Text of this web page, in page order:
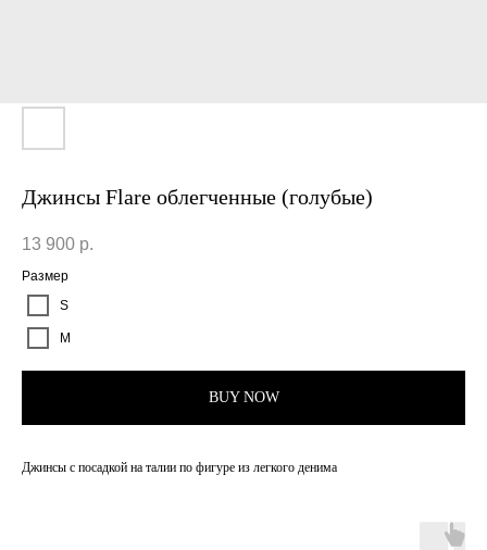
Джинсы Flare облегченные (голубые)
13 900 р.
Размер
S
M
BUY NOW
Джинсы с посадкой на талии по фигуре из легкого денима